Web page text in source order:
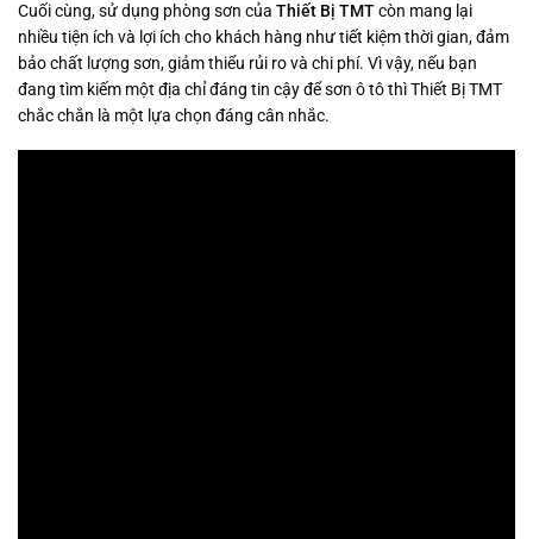
Cuối cùng, sử dụng phòng sơn của Thiết Bị TMTcòn mang lại
nhiều tiện ích và lợi ích cho khách hàng như tiết kiệm thời gian, đảm
bảo chất lượng sơn, giảm thiểu rủi ro và chi phí. Vì vậy, nếu bạn
đang tìm kiếm một địa chỉ đáng tin cậy để sơn ô tô thì Thiết Bị TMT
chắc chắn là một lựa chọn đáng cân nhắc.